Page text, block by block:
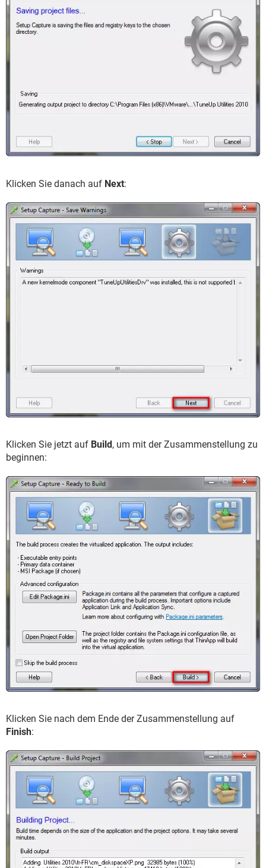
Klicken Sie danach auf Next:
Klicken Sie jetzt auf Build , um mit der Zusammenstellung zu
beginnen:
Klicken Sie nach dem Ende der Zusammenstellung auf
Finish: